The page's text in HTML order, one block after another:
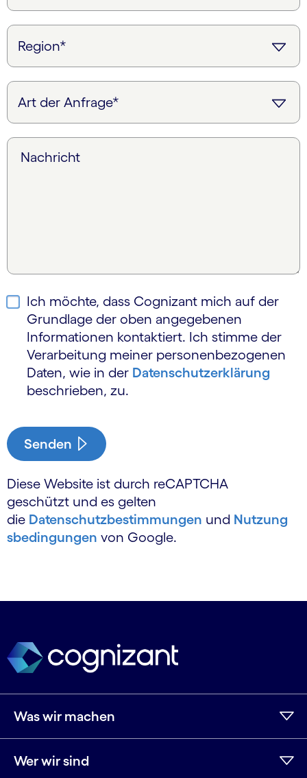
Nachricht
Ich möchte, dass Cognizant mich auf der
Grundlage der oben angegebenen
Informationen kontaktiert. Ich stimme der
Verarbeitung meiner personen­bezogenen
Daten, wie in der Daten­schutzerklärung
beschrieben, zu.
Senden
Diese Website ist durch reCAPTCHA
geschützt und es gelten
die Datenschutzbestimmungen und Nutzung
sbedingungen von Google.
Was wir machen
Wer wir sind